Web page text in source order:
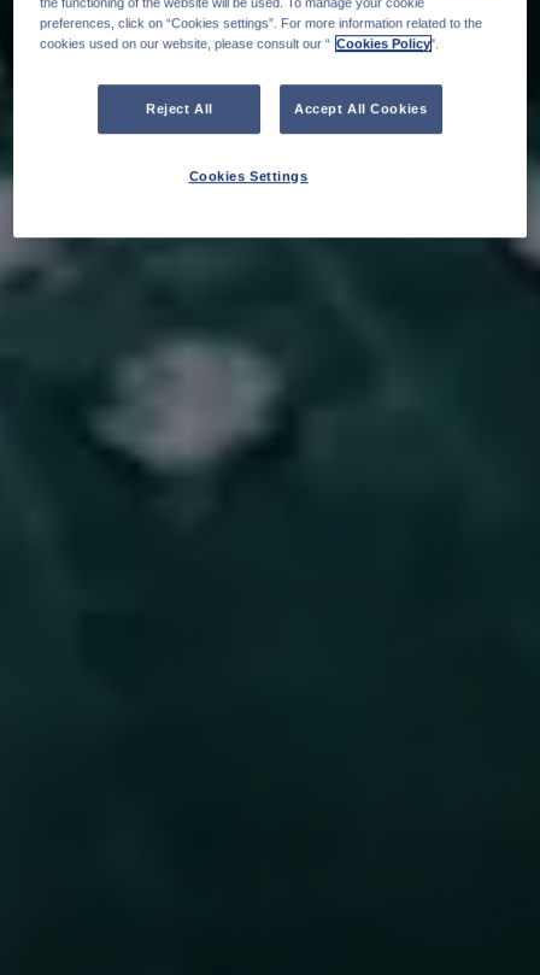
preferences, click on “Cookies settings”. For more information related to the
cookies used on our website, please consult our “ Cookies Policy".
Reject All Accept All Cookies
Cookies Settings